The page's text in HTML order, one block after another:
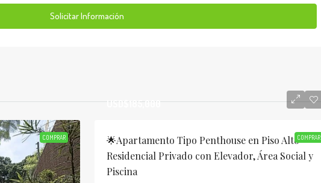
Solicitar Información
COMPRAR COMPRAR
USD$185,000
🌟Apartamento Tipo Penthouse en Piso Alto
Residencial Privado con Elevador, Área Social y
Piscina